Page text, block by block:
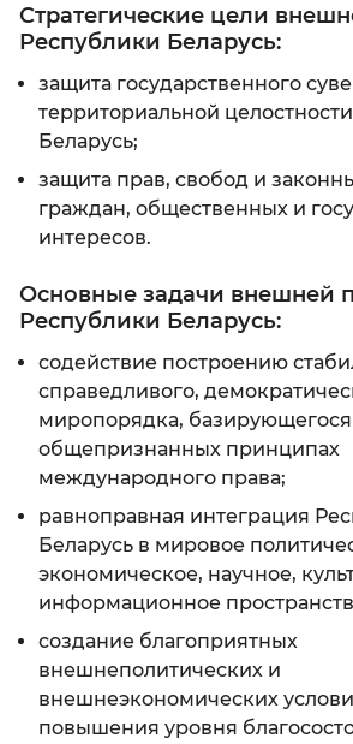
Стратегические цели
Республики Беларусь:
защита государственного
территориальной
Беларусь;
защита прав, свобод и
граждан, общественных и
интересов.
Основные задачи внешней
Республики Беларусь:
содействие построению
справедливого,
миропорядка,
общепризнанных принципах
международного права;
равноправная интеграция
Беларусь в мировое
экономическое, научное,
информационное
создание благоприятных
внешнеполитических и
внешнеэкономических
повышения уровня